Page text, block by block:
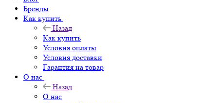
Бренды
Как купить
Назад
Как купить
Условия оплаты
Условия доставки
Гарантия на товар
О нас
Назад
О нас